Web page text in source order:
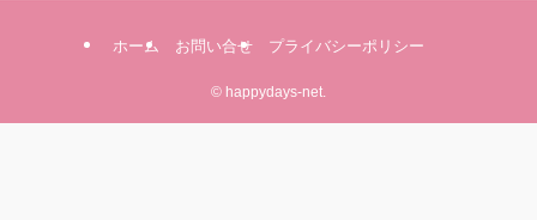
ホーム お問い合せ プライバシーポリシー
© happydays-net.